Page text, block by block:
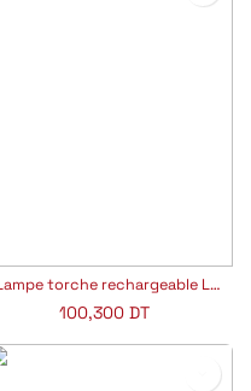
Lampe torche rechargeable LED 15W
100,300 DT